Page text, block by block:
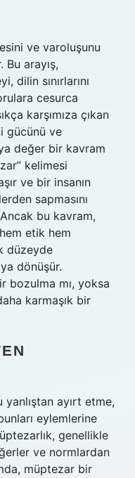
ve varoluşunu
Bu arayış,
dilin sınırlarını
cesurca
karşımıza çıkan
gücünü ve
değer bir kavram
kelimesi
ve bir insanın
sapmasını
bu kavram,
etik hem
düzeyde
dönüşür.
bozulma mı, yoksa
karmaşık bir
ayırt etme,
eylemlerine
genellikle
ve normlardan
müptezar bir